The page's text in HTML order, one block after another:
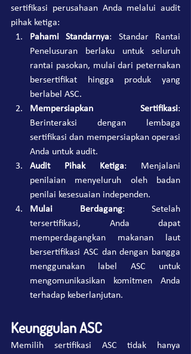
sertifikasi perusahaan Anda melalui audit
pihak ketiga:
Pahami Standarnya: Standar Rantai
Penelusuran berlaku untuk seluruh
rantai pasokan, mulai dari peternakan
bersertifikat hingga produk yang
berlabel ASC.
Mempersiapkan Sertifikasi:
Berinteraksi dengan lembaga
sertifikasi dan mempersiapkan operasi
Anda untuk audit.
Audit Pihak Ketiga: Menjalani
penilaian menyeluruh oleh badan
penilai kesesuaian independen.
Mulai Berdagang: Setelah
tersertifikasi, Anda dapat
memperdagangkan makanan laut
bersertifikasi ASC dan dengan bangga
menggunakan label ASC untuk
mengomunikasikan komitmen Anda
terhadap keberlanjutan.
Keunggulan ASC
Memilih sertifikasi ASC tidak hanya